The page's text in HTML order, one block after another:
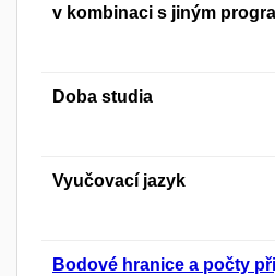
v kombinaci s jiným
Doba studia
Vyučovací jazyk
Bodové hranice a počty